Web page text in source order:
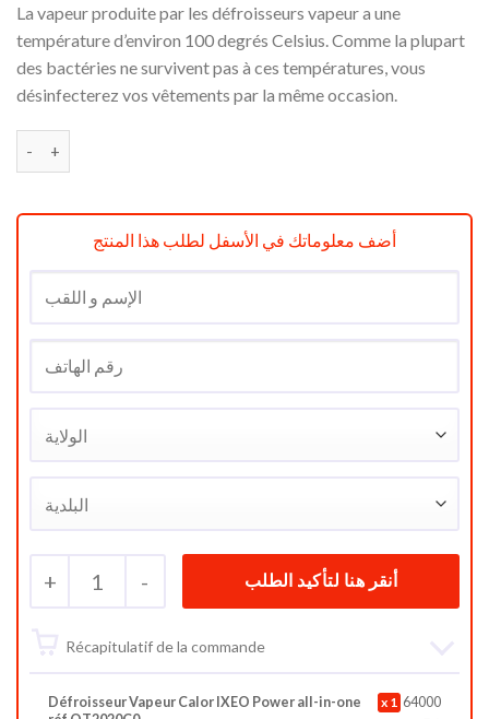
La vapeur produite par les défroisseurs vapeur a une
température d’environ 100 degrés Celsius. Comme la plupart
des bactéries ne survivent pas à ces températures, vous
désinfecterez vos vêtements par la même occasion.
أضف معلوماتك في الأسفل لطلب هذا المنتج
+ 1 -
Récapitulatif de la commande
Défroisseur Vapeur Calor IXEO Power all-in-one
1 64000